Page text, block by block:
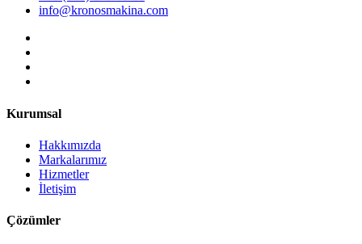
info@kronosmakina.com
Kurumsal
Hakkımızda
Markalarımız
Hizmetler
İletişim
Çözümler